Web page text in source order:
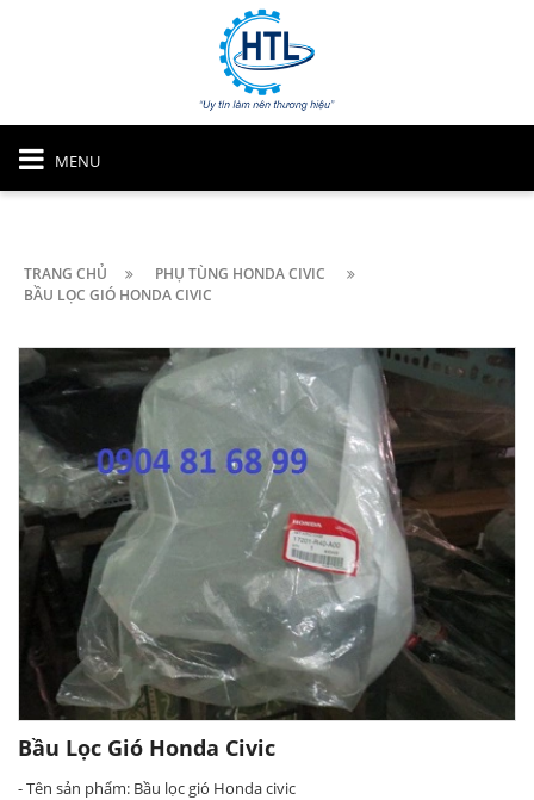
MENU
TRANG CHỦ
PHỤ TÙNG HONDA CIVIC
BẦU LỌC GIÓ HONDA CIVIC
Bầu Lọc Gió Honda Civic
- Tên sản phẩm: Bầu lọc gió Honda civic